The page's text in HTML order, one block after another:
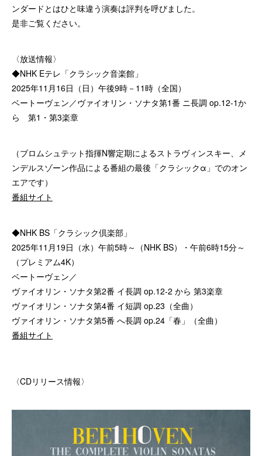
ンダードとはひと味違う演奏は評判を呼びました。
是非ご覧ください。
〈放送情報〉
◆NHK Eテレ「クラシック音楽館」
2025年11月16日（日）午後9時－11時（全国）
ベートーヴェン／ヴァイオリン・ソナタ第1番 ニ長調 op.12-1か
ら 第1・第3楽章
（ブロムシュテット指揮N響定期によるストラヴィンスキー、メ
ンデルスゾーン作品による番組の最後「クラシックα」でのオン
エアです）
番組サイト
◆NHK BS「クラシック倶楽部」
2025年11月19日（水）午前5時～（NHK BS）・午前6時15分～
（プレミアム4K）
ベートーヴェン／
ヴァイオリン・ソナタ第2番 イ長調 op.12-2 から 第3楽章
ヴァイオリン・ソナタ第4番 イ短調 op.23（全曲）
ヴァイオリン・ソナタ第5番 へ長調 op.24「春」（全曲）
番組サイト
〈CDリリース情報〉